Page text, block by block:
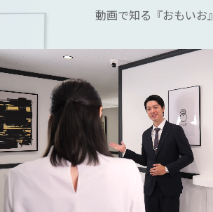
動画で知る『おもいお』